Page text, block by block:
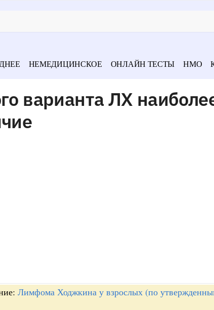
НЕМЕДИЦИНСКОЕ ОНЛАЙН ТЕСТЫ НМО
варианта ЛХ
Лимфома Ходжкина у взрослых (по